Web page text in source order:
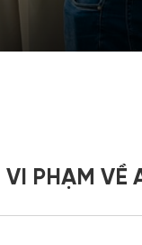
PHẠM VỀ